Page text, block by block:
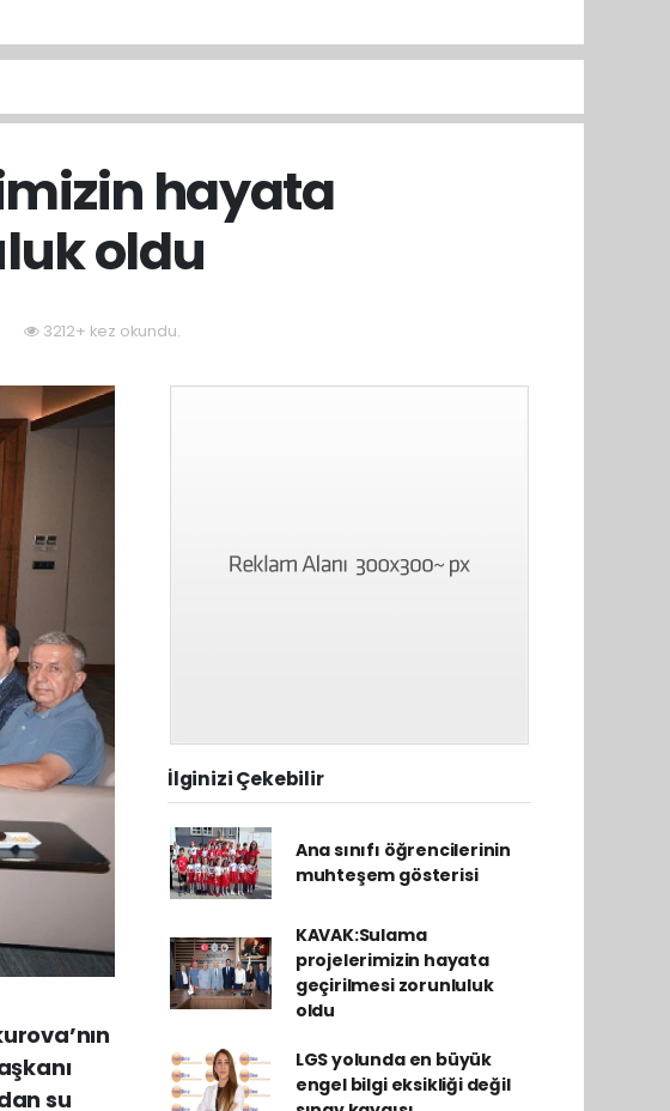
hayata
oldu
3212+ kez okundu.
su
İlginizi Çekebilir
Ana sınıfı öğrencilerinin
muhteşem gösterisi
KAVAK:Sulama
projelerimizin hayata
geçirilmesi zorunluluk
oldu
LGS yolunda en büyük
engel bilgi eksikliği değil